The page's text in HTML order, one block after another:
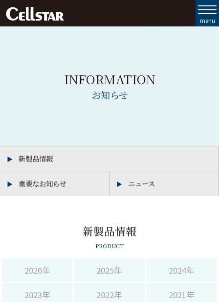
お問い合わせ
MyCellstar
INFORMATION
お知らせ
新製品情報
重要なお知らせ ニュース
新製品情報
PRODUCT
2026年 2025年 2024年
2023年 2022年 2021年